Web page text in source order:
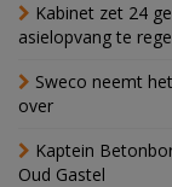
Kabinet zet 24
asielopvang te
Sweco neemt
over
Kaptein
Oud Gastel